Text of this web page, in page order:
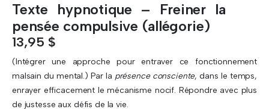
Texte hypnotique – Freiner la
pensée compulsive (allégorie)
13,95 $
(Intégrer une approche pour entraver ce fonctionnement
malsain du mental.) Par la présence consciente, dans le temps,
enrayer efficacement le mécanisme nocif. Répondre avec plus
de justesse aux défis de la vie.